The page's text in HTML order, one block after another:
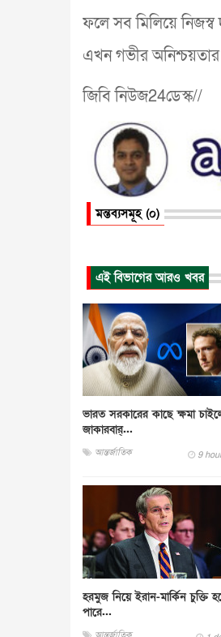
ফলে সব মিলিয়ে
এখন গভীর
জিবি নিউজ24ডেস্ক//
মন্তব্যসমূহ (০)
এই বিভাগের আরও খবর
ভারত সরকারের কাছে ক্ষমা
জাকারবার্...
আন্তর্জাতিক 9
হরমুজ নিয়ে ইরান-মার্কিন চুক্তি
পারে...